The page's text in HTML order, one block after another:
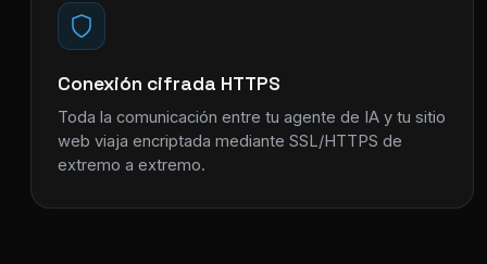
Conexión cifrada HTTPS
Toda la comunicación entre tu agente de IA y tu sitio
web viaja encriptada mediante SSL/HTTPS de
extremo a extremo.